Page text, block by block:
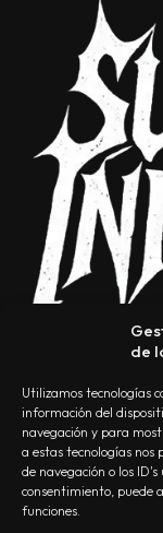
de
Utilizamos tecnologías
información del
navegación y para
a estas tecnologías
de navegación o los
consentimiento, puede
funciones.
NOSOTROS